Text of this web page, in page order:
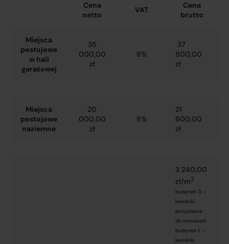
Cena
netto
VAT
Cena
brutto
Miejsca
postojowe
w hali
garażowej
35
000,00
zł
8%
37
800,00
zł
Miejsca
postojowe
naziemne
20
000,00
zł
8%
21
600,00
zł
3 240,00
zł/m2
budynek D –
komórki
przypisane
do mieszkań
budynek E –
komórki